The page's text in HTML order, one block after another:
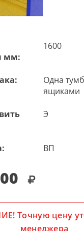
мм:
1600
Одна
ящиками
Э
ВП
Точную цену
менеджера